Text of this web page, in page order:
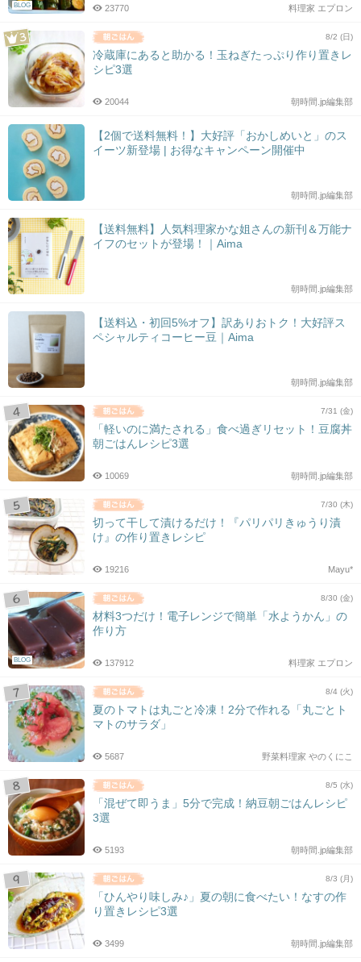
BLOG 料理家 エプロン
23770
8/2 (日)
冷蔵庫にあると助かる！玉ねぎたっぷり作り置きレ
シピ3選
朝時間.jp編集部
20044
【2個で送料無料！】大好評「おかしめいと」のス
イーツ新登場 | お得なキャンペーン開催中
朝時間.jp編集部
【送料無料】人気料理家かな姐さんの新刊＆万能ナ
イフのセットが登場！｜Aima
朝時間.jp編集部
【送料込・初回5%オフ】訳ありおトク！大好評ス
ペシャルティコーヒー豆｜Aima
朝時間.jp編集部
7/31 (金)
「軽いのに満たされる」食べ過ぎリセット！豆腐丼
朝ごはんレシピ3選
朝時間.jp編集部
10069
7/30 (木)
切って干して漬けるだけ！『パリパリきゅうり漬
け』の作り置きレシピ
Mayu*
19216
BLOG
8/30 (金)
材料3つだけ！電子レンジで簡単「水ようかん」の
作り方
料理家 エプロン
137912
8/4 (火)
夏のトマトは丸ごと冷凍！2分で作れる「丸ごとト
マトのサラダ」
野菜料理家 やのくにこ
5687
8/5 (水)
「混ぜて即うま」5分で完成！納豆朝ごはんレシピ
3選
朝時間.jp編集部
5193
8/3 (月)
「ひんやり味しみ♪」夏の朝に食べたい！なすの作
り置きレシピ3選
朝時間.jp編集部
3499